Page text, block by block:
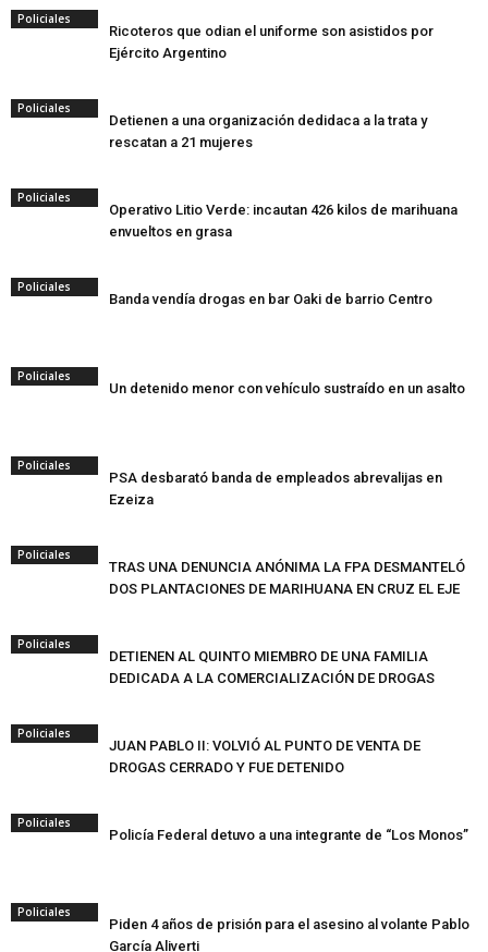
Policiales
Ricoteros que odian el uniforme son asistidos por
Ejército Argentino
Policiales
Detienen a una organización dedidaca a la trata y
rescatan a 21 mujeres
Policiales
Operativo Litio Verde: incautan 426 kilos de marihuana
envueltos en grasa
Policiales
Banda vendía drogas en bar Oaki de barrio Centro
Policiales
Un detenido menor con vehículo sustraído en un asalto
Policiales
PSA desbarató banda de empleados abrevalijas en
Ezeiza
Policiales
TRAS UNA DENUNCIA ANÓNIMA LA FPA DESMANTELÓ
DOS PLANTACIONES DE MARIHUANA EN CRUZ EL EJE
Policiales
DETIENEN AL QUINTO MIEMBRO DE UNA FAMILIA
DEDICADA A LA COMERCIALIZACIÓN DE DROGAS
Policiales
JUAN PABLO II: VOLVIÓ AL PUNTO DE VENTA DE
DROGAS CERRADO Y FUE DETENIDO
Policiales
Policía Federal detuvo a una integrante de “Los Monos”
Policiales
Piden 4 años de prisión para el asesino al volante Pablo
García Aliverti